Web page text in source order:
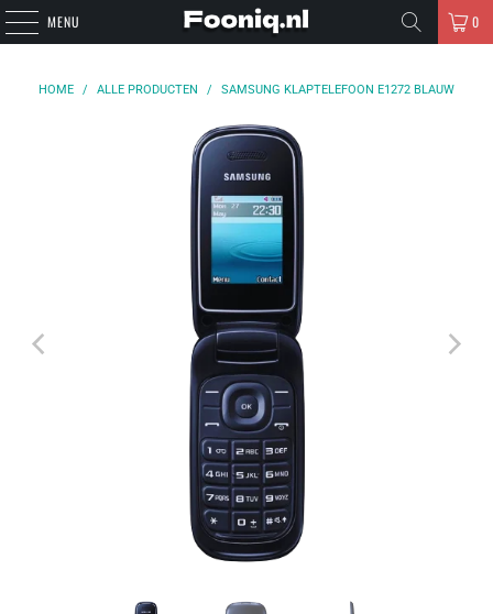
MENU 0
HOME / ALLE PRODUCTEN / SAMSUNG KLAPTELEFOON E1272 BLAUW